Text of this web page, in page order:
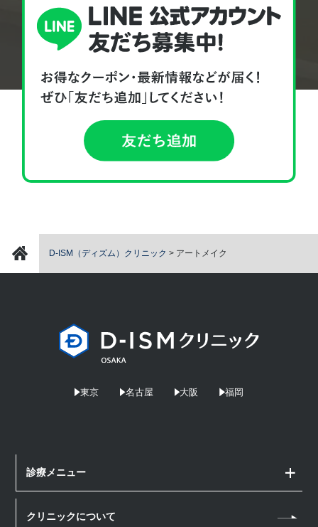
D-ISM（ディズム）クリニック > アートメイク
診療メニュー
クリニックについて
東京 名古屋 大阪 福岡